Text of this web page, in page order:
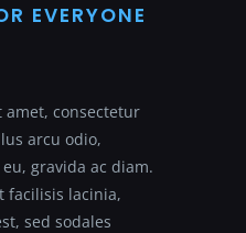
EVERYONE
amet, consectetur
arcu odio,
gravida ac diam.
facilisis lacinia,
sed sodales